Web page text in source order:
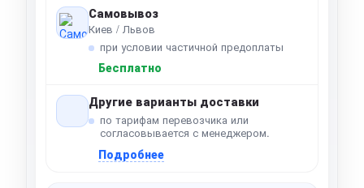
Самовывоз
Киев / Львов
при условии частичной предоплаты
Бесплатно
Другие варианты доставки
по тарифам перевозчика или
согласовывается с менеджером.
Подробнее